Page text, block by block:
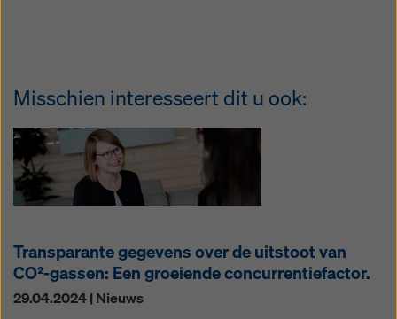
Misschien interesseert dit u ook:
Transparante gegevens over de uitstoot van
CO²-gassen: Een groeiende concurrentiefactor.
29.04.2024 | Nieuws